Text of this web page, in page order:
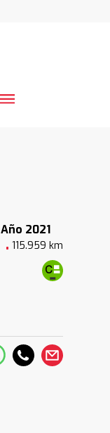
Año 2021
115.959 km